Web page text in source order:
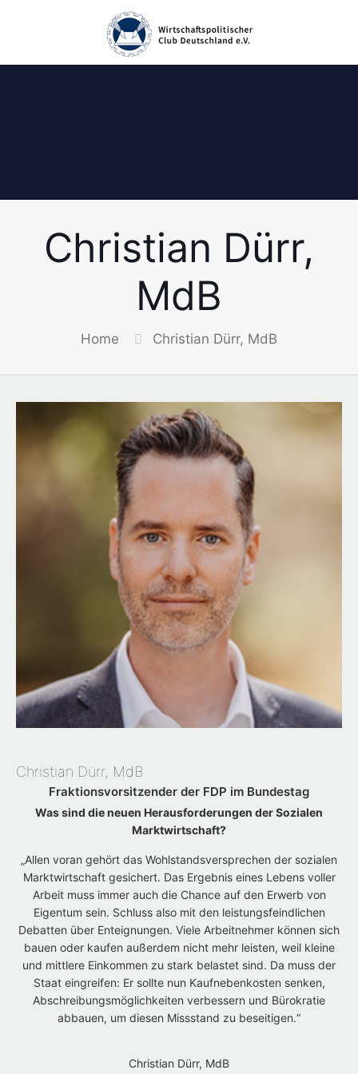
Christian Dürr,
MdB
Home Christian Dürr, MdB
Christian Dürr, MdB
Fraktionsvorsitzender der FDP im Bundestag
Was sind die neuen Herausforderungen der Sozialen
Marktwirtschaft?
„Allen voran gehört das Wohlstandsversprechen der sozialen
Marktwirtschaft gesichert. Das Ergebnis eines Lebens voller
Arbeit muss immer auch die Chance auf den Erwerb von
Eigentum sein. Schluss also mit den leistungsfeindlichen
Debatten über Enteignungen. Viele Arbeitnehmer können sich
bauen oder kaufen außerdem nicht mehr leisten, weil kleine
und mittlere Einkommen zu stark belastet sind. Da muss der
Staat eingreifen: Er sollte nun Kaufnebenkosten senken,
Abschreibungsmöglichkeiten verbessern und Bürokratie
abbauen, um diesen Missstand zu beseitigen.“
Christian Dürr, MdB